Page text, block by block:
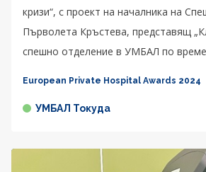
кризи“, с проект на началника на
Първолета Кръстева, представящ
спешно отделение в УМБАЛ по време
European Private Hospital Awards 2024
УМБАЛ Токуда